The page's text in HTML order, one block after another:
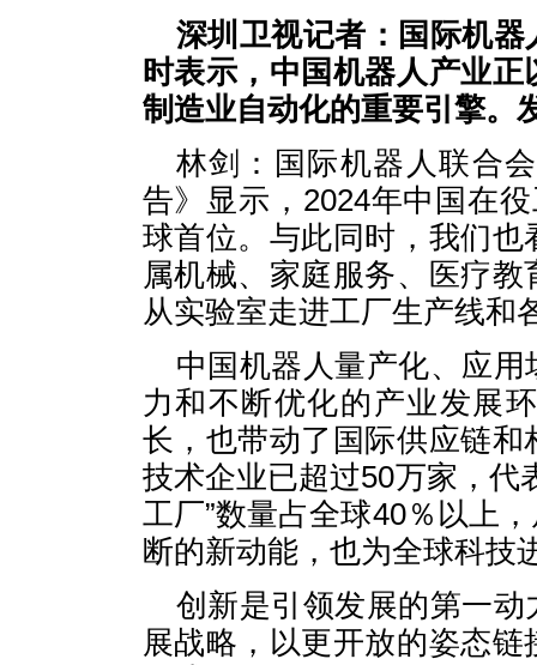
深圳卫视记者：国际机
时表示，中国机器人产业
制造业自动化的重要引擎。
林剑：国际机器人联合
告》显示，2024年中国在
球首位。与此同时，我们
属机械、家庭服务、医疗
从实验室走进工厂生产线和
中国机器人量产化、应
力和不断优化的产业发展
长，也带动了国际供应链
技术企业已超过50万家，代
工厂”数量占全球40％以上
断的新动能，也为全球科技
创新是引领发展的第一
展战略，以更开放的姿态